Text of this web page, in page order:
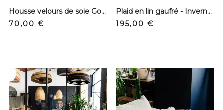
Housse velours de soie Goa - Etosha
Prix
70,00 €
Plaid en lin gaufré - Inverness Noir
Prix
195,00 €